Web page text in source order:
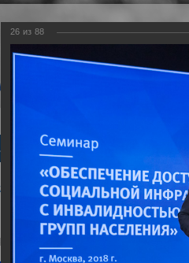
Новости
партпроекта
инфраструктуры для
26 из 88